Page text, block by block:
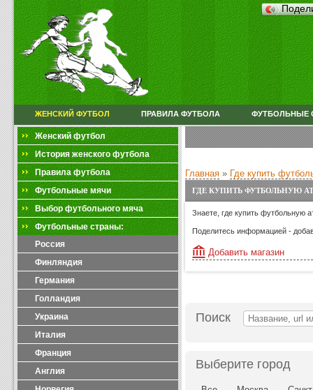
ЖЕНСКИЙ ФУТБОЛ ПРАВИЛА ФУТБОЛА ФУТБОЛЬНЫЕ
Женский футбол
История женского футбола
Правила футбола
Футбольные мячи
Выбор футбольного мяча
Футбольные страны:
Россия
Финляндия
Германия
Голландия
Украина
Италия
Франция
Англия
Главная » Где купить
ГДЕ КУПИТЬ ФУТБОЛЬНУЮ
Знаете, где купить футбольную
Поделитесь информацией -
Добавить магазин
Поиск
Выберите город